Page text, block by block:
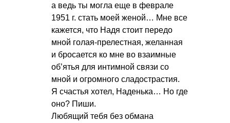
а ведь ты могла еще в феврале
1951 г. стать моей женой… Мне все
кажется, что Надя стоит передо
мной голая-прелестная, желанная
и бросается ко мне во взаимные
об’ятья для интимной связи со
мной и огромного сладострастия.
Я счастья хотел, Наденька… Но где
оно? Пиши.
Любящий тебя без обмана